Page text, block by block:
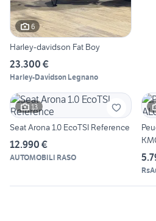
6
Harley-davidson Fat Boy
23.300 €
Harley-Davidson Legnano
13
Seat Arona 1.0 EcoTSI Reference
12.990 €
AUTOMOBILI RASO